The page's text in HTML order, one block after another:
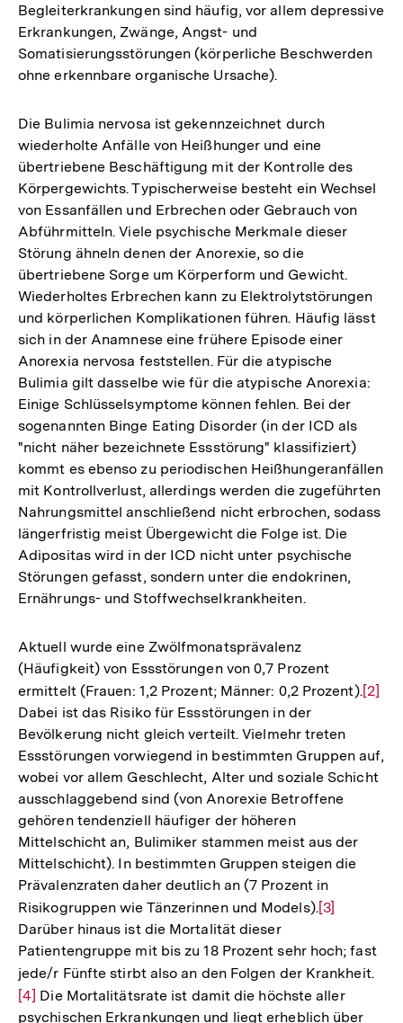
Fußnote
Begleiterkrankungen sind häufig, vor allem depressive
Erkrankungen, Zwänge, Angst- und
Somatisierungsstörungen (körperliche Beschwerden
ohne erkennbare organische Ursache).
Die Bulimia nervosa ist gekennzeichnet durch
wiederholte Anfälle von Heißhunger und eine
übertriebene Beschäftigung mit der Kontrolle des
Körpergewichts. Typischerweise besteht ein Wechsel
von Essanfällen und Erbrechen oder Gebrauch von
Abführmitteln. Viele psychische Merkmale dieser
Störung ähneln denen der Anorexie, so die
übertriebene Sorge um Körperform und Gewicht.
Wiederholtes Erbrechen kann zu Elektrolytstörungen
und körperlichen Komplikationen führen. Häufig lässt
sich in der Anamnese eine frühere Episode einer
Anorexia nervosa feststellen. Für die atypische
Bulimia gilt dasselbe wie für die atypische Anorexia:
Einige Schlüsselsymptome können fehlen. Bei der
sogenannten Binge Eating Disorder (in der ICD als
"nicht näher bezeichnete Essstörung" klassifiziert)
kommt es ebenso zu periodischen Heißhungeranfällen
mit Kontrollverlust, allerdings werden die zugeführten
Nahrungsmittel anschließend nicht erbrochen, sodass
längerfristig meist Übergewicht die Folge ist. Die
Adipositas wird in der ICD nicht unter psychische
Störungen gefasst, sondern unter die endokrinen,
Ernährungs- und Stoffwechselkrankheiten.
Aktuell wurde eine Zwölfmonatsprävalenz
(Häufigkeit) von Essstörungen von 0,7 Prozent
ermittelt (Frauen: 1,2 Prozent; Männer: 0,2 Prozent).Zur
[2]
Dabei ist das Risiko für Essstörungen in der
Bevölkerung nicht gleich verteilt. Vielmehr treten
Essstörungen vorwiegend in bestimmten Gruppen auf,
wobei vor allem Geschlecht, Alter und soziale Schicht
ausschlaggebend sind (von Anorexie Betroffene
gehören tendenziell häufiger der höheren
Mittelschicht an, Bulimiker stammen meist aus der
Mittelschicht). In bestimmten Gruppen steigen die
Prävalenzraten daher deutlich an (7 Prozent in
Risikogruppen wie Tänzerinnen und Models).Zur
der
Fußnote
[3]
Darüber hinaus ist die Mortalität dieser
Patientengruppe mit bis zu 18 Prozent sehr hoch; fast
jede/r Fünfte stirbt also an den Folgen der Krankheit.
[4] Die Mortalitätsrate ist damit die höchste aller
psychischen Erkrankungen und liegt erheblich über